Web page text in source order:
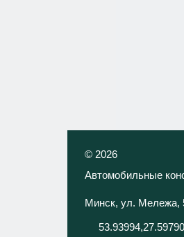
© 2026
Автомобильные
Минск, ул. Мележа,
53.93994,27.59790